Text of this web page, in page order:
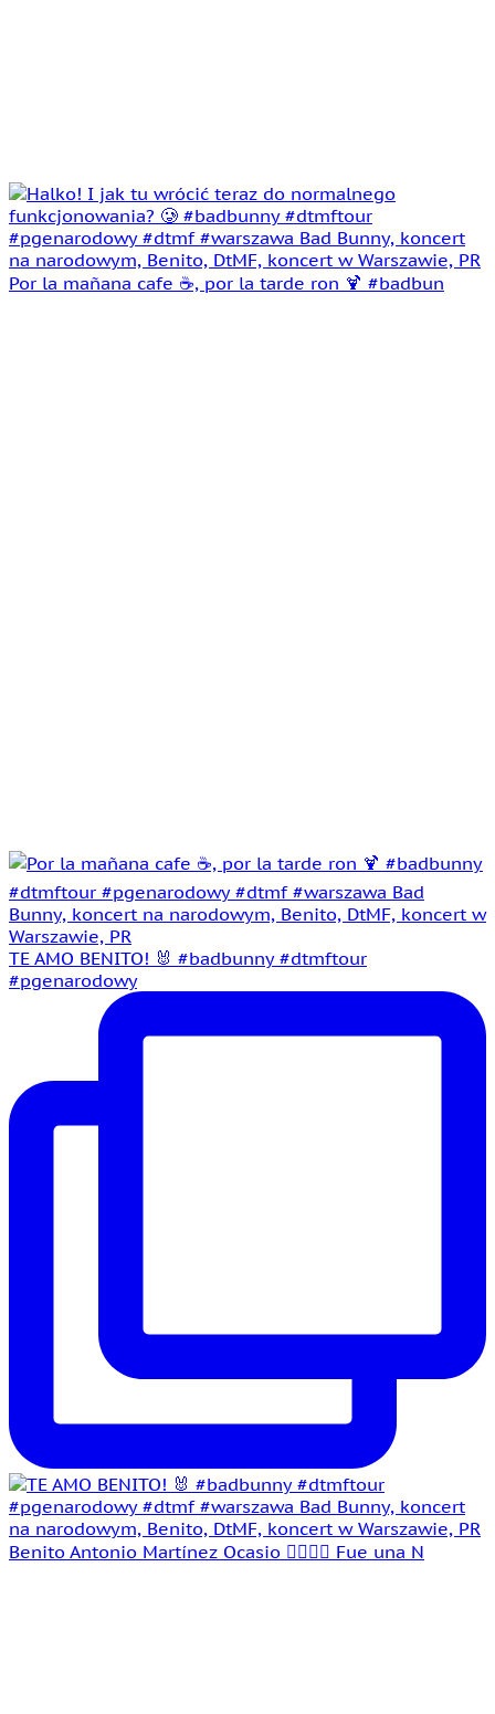
Por la mañana cafe ☕️, por la tarde ron 🍹 #badbun
TE AMO BENITO! 🐰 #badbunny #dtmftour
#pgenarodowy
Benito Antonio Martínez Ocasio 🤵‍♂️👰‍♀️ Fue una N